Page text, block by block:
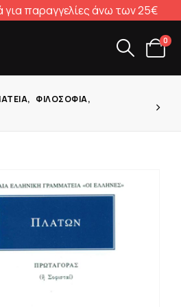
παραγγελίες άνω των 25€
0
, ΦΙΛΟΣΟΦΊΑ,